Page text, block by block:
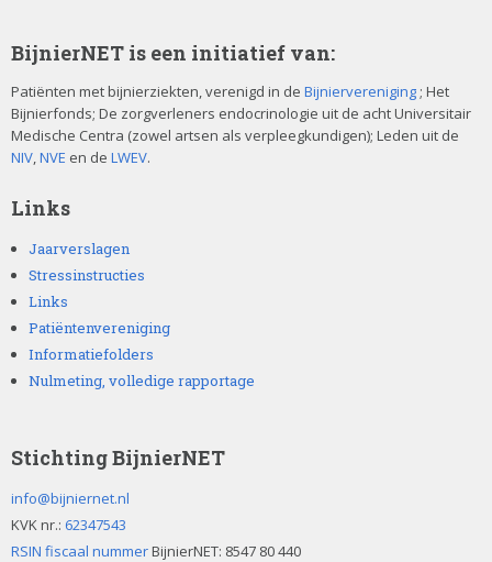
BijnierNET is een initiatief van:
Patiënten met bijnierziekten, verenigd in de Bijniervereniging ; Het
Bijnierfonds; De zorgverleners endocrinologie uit de acht Universitair
Medische Centra (zowel artsen als verpleegkundigen); Leden uit de
NIV,NVE en de LWEV.
Links
Jaarverslagen
Stressinstructies
Links
Patiëntenvereniging
Informatiefolders
Nulmeting, volledige rapportage
Stichting BijnierNET
info@bijniernet.nl
KVK nr.: 62347543
RSIN fiscaal nummerBijnierNET: 8547 80 440